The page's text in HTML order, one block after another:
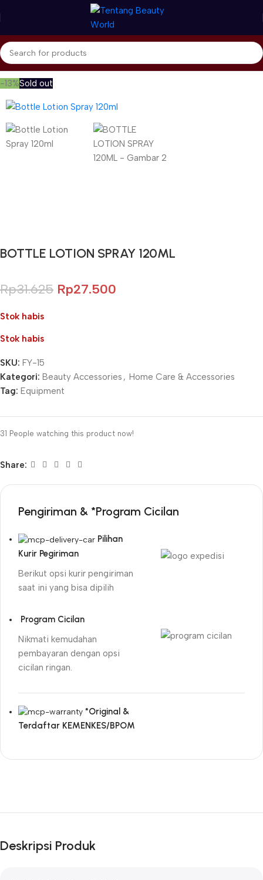
Beranda Home Care & Accessories Beauty Accessories
-13%Sold out
BOTTLE LOTION SPRAY 120ML
Rp31.625 Rp27.500
Stok habis
Stok habis
SKU: FY-15
Kategori: Beauty Accessories , Home Care & Accessories
Tag: Equipment
31 People watching this product now!
Share:
Pengiriman & *Program Cicilan
Pilihan
Kurir Pegiriman
Berikut opsi kurir pengiriman
saat ini yang bisa dipilih
Program Cicilan
Nikmati kemudahan
pembayaran dengan opsi
cicilan ringan.
*Original &
Terdaftar KEMENKES/BPOM
Deskripsi Produk